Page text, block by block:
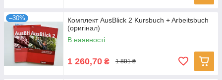
–30%
Комплект AusBlick 2 Kursbuch + Arbeitsbuch
(оригінал)
В наявності
1 260,70 ₴ 1 801 ₴